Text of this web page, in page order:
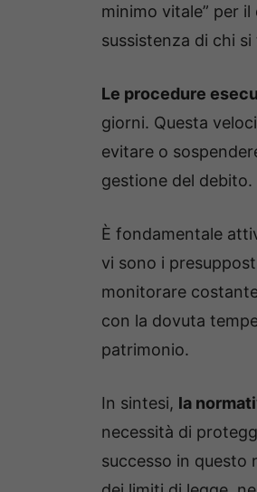
minimo vitale” per
sussistenza di chi
Le procedure
giorni. Questa
evitare o
gestione del debito.
È fondamentale
vi sono i
monitorare
con la dovuta
patrimonio.
In sintesi, la
necessità di
successo in